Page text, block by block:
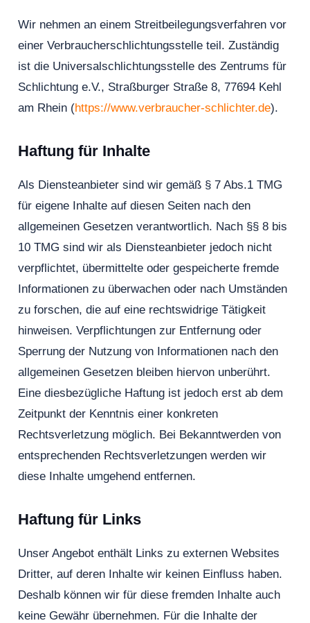
Wir nehmen an einem Streitbeilegungsverfahren vor
einer Verbraucherschlichtungsstelle teil. Zuständig
ist die Universalschlichtungsstelle des Zentrums für
Schlichtung e.V., Straßburger Straße 8, 77694 Kehl
am Rhein (https://www.verbraucher-schlichter.de).
Haftung für Inhalte
Als Diensteanbieter sind wir gemäß § 7 Abs.1 TMG
für eigene Inhalte auf diesen Seiten nach den
allgemeinen Gesetzen verantwortlich. Nach §§ 8 bis
10 TMG sind wir als Diensteanbieter jedoch nicht
verpflichtet, übermittelte oder gespeicherte fremde
Informationen zu überwachen oder nach Umständen
zu forschen, die auf eine rechtswidrige Tätigkeit
hinweisen. Verpflichtungen zur Entfernung oder
Sperrung der Nutzung von Informationen nach den
allgemeinen Gesetzen bleiben hiervon unberührt.
Eine diesbezügliche Haftung ist jedoch erst ab dem
Zeitpunkt der Kenntnis einer konkreten
Rechtsverletzung möglich. Bei Bekanntwerden von
entsprechenden Rechtsverletzungen werden wir
diese Inhalte umgehend entfernen.
Haftung für Links
Unser Angebot enthält Links zu externen Websites
Dritter, auf deren Inhalte wir keinen Einfluss haben.
Deshalb können wir für diese fremden Inhalte auch
keine Gewähr übernehmen. Für die Inhalte der